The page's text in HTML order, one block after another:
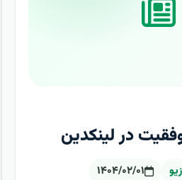
در لینکدین
۱۴۰۴/۰۲/۰۱